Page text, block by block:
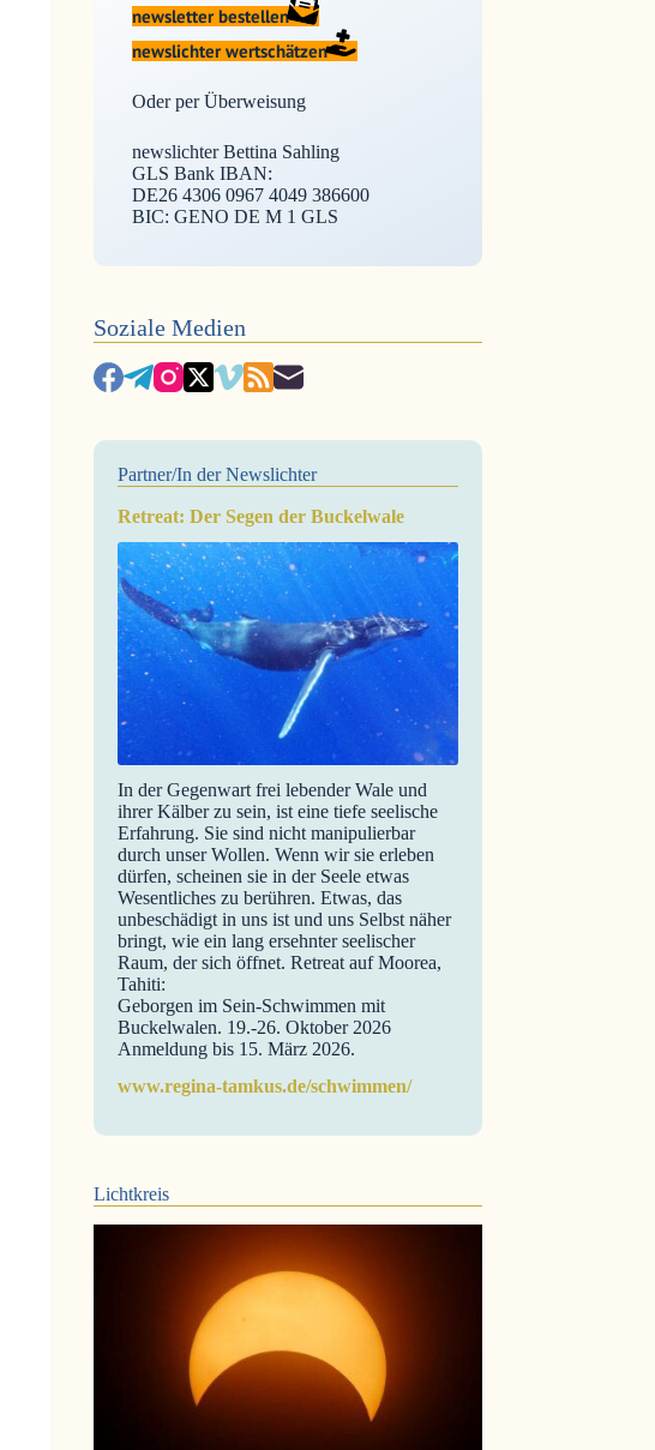
newsletter bestellen
newslichter wertschätzen
Oder per Überweisung
newslichter Bettina Sahling
GLS Bank IBAN:
DE26 4306 0967 4049 386600
BIC: GENO DE M 1 GLS
Soziale Medien
Partner/In der Newslichter
Retreat: Der Segen der Buckelwale
In der Gegenwart frei lebender Wale und
ihrer Kälber zu sein, ist eine tiefe seelische
Erfahrung. Sie sind nicht manipulierbar
durch unser Wollen. Wenn wir sie erleben
dürfen, scheinen sie in der Seele etwas
Wesentliches zu berühren. Etwas, das
unbeschädigt in uns ist und uns Selbst näher
bringt, wie ein lang ersehnter seelischer
Raum, der sich öffnet. Retreat auf Moorea,
Tahiti:
Geborgen im Sein-Schwimmen mit
Buckelwalen. 19.-26. Oktober 2026
Anmeldung bis 15. März 2026.
www.regina-tamkus.de/schwimmen/
Lichtkreis